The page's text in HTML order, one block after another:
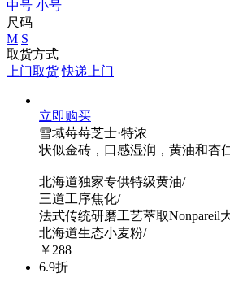
中号 小号
尺码
M S
取货方式
上门取货 快递上门
立即购买
雪域莓莓芝士·特浓
状似金砖，口感湿润，黄油和杏
北海道独家专供特级黄油/
三道工序焦化/
法式传统研磨工艺萃取Nonpareil
北海道生态小麦粉/
￥288
6.9折